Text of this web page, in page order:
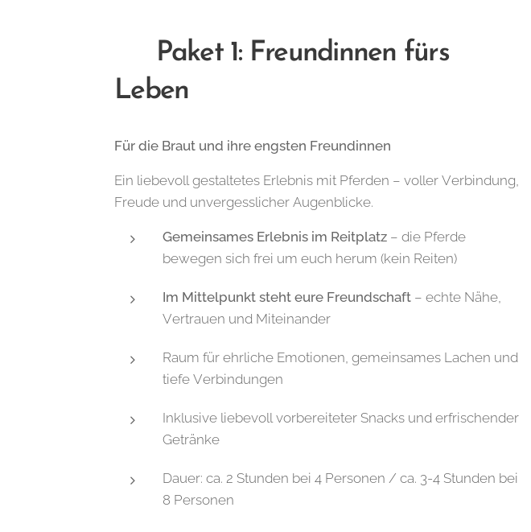
💞 Paket 1: Freundinnen fürs
Leben
Für die Braut und ihre engsten Freundinnen
Ein liebevoll gestaltetes Erlebnis mit Pferden – voller Verbindung,
Freude und unvergesslicher Augenblicke.
Gemeinsames Erlebnis im Reitplatz – die Pferde
bewegen sich frei um euch herum (kein Reiten)
Im Mittelpunkt steht eure Freundschaft – echte Nähe,
Vertrauen und Miteinander
Raum für ehrliche Emotionen, gemeinsames Lachen und
tiefe Verbindungen
Inklusive liebevoll vorbereiteter Snacks und erfrischender
Getränke
Dauer: ca. 2 Stunden bei 4 Personen / ca. 3-4 Stunden bei
8 Personen